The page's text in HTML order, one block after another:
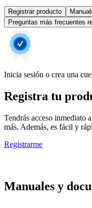
Registrar producto
Preguntas más frecuentes
Inicia sesión o crea una
Registra tu
Tendrás acceso inmediato
más. Además, es fácil y
Registrarme
Manuales y